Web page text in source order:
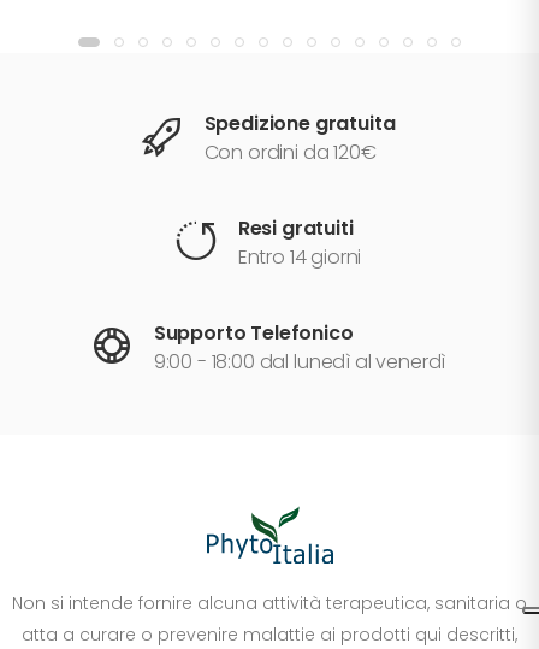
Spedizione gratuita
Con ordini da 120€
Resi gratuiti
Entro 14 giorni
Supporto Telefonico
9:00 - 18:00 dal lunedì al venerdì
Non si intende fornire alcuna attività terapeutica, sanitaria o
atta a curare o prevenire malattie ai prodotti qui descritti,